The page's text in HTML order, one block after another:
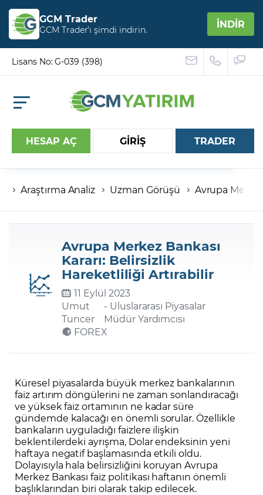
GCM Trader
GCM Trader’ı şimdi indirin. İNDİR
Lisans No: G-039 (398)
HESAP AÇ GİRİŞ
Hesap numaranız
Şifreniz
Şifremi Unuttum
TRADER
Araştırma Analiz Uzman Görüşü Avrupa
Avrupa Merkez Bankası
Kararı: Belirsizlik
Hareketliliği Artırabilir
11 Eylül 2023
Umut
Tuncer
- Uluslararası Piyasalar
Müdür Yardımcısı
FOREX
Küresel piyasalarda büyük merkez bankalarının
faiz artırım döngülerini ne zaman sonlandıracağı
ve yüksek faiz ortamının ne kadar süre
gündemde kalacağı en önemli sorular. Özellikle
bankaların uyguladığı faizlere ilişkin
beklentilerdeki ayrışma, Dolar endeksinin yeni
haftaya negatif başlamasında etkili oldu.
Dolayısıyla hala belirsizliğini koruyan Avrupa
Merkez Bankası faiz politikası haftanın önemli
başlıklarından biri olarak takip edilecek.